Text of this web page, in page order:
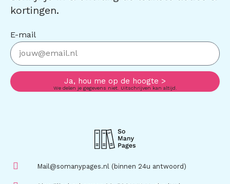
kortingen.
E-mail
Ja, hou me op de hoogte >
We delen je gegevens niet. Uitschrijven kan altijd.
Mail@somanypages.nl (binnen 24u antwoord)